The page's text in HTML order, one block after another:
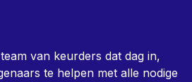
van keurders dat dag in,
te helpen met alle nodige